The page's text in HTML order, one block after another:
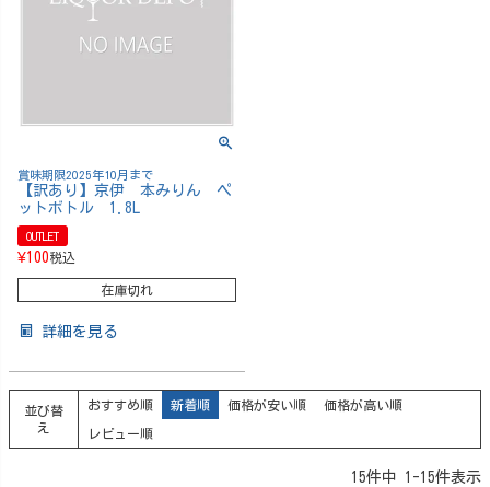
賞味期限2025年10月まで
【訳あり】京伊 本みりん ペ
ットボトル 1.8L
OUTLET
¥100税込
在庫切れ
詳細を見る
並び替
え
おすすめ順 新着順 価格が安い順 価格が高い順
レビュー順
15件中 1 -15件表示